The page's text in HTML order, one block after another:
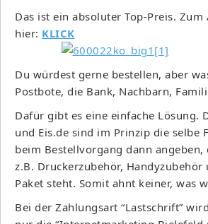
Das ist ein absoluter Top-Preis.
hier: KLICK
Du würdest gerne bestellen, aber
Postbote, die Bank, Nachbarn,
Dafür gibt es eine einfache Lösung.
und Eis.de sind im Prinzip die selbe
beim Bestellvorgang dann angeben,
z.B. Druckerzubehör, Handyzubehör
Paket steht. Somit ahnt keiner, was
Bei der Zahlungsart “Lastschrift”